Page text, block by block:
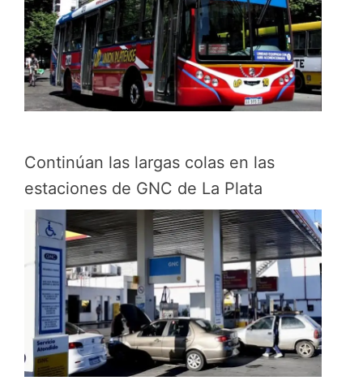
Continúan las largas colas en las
estaciones de GNC de La Plata